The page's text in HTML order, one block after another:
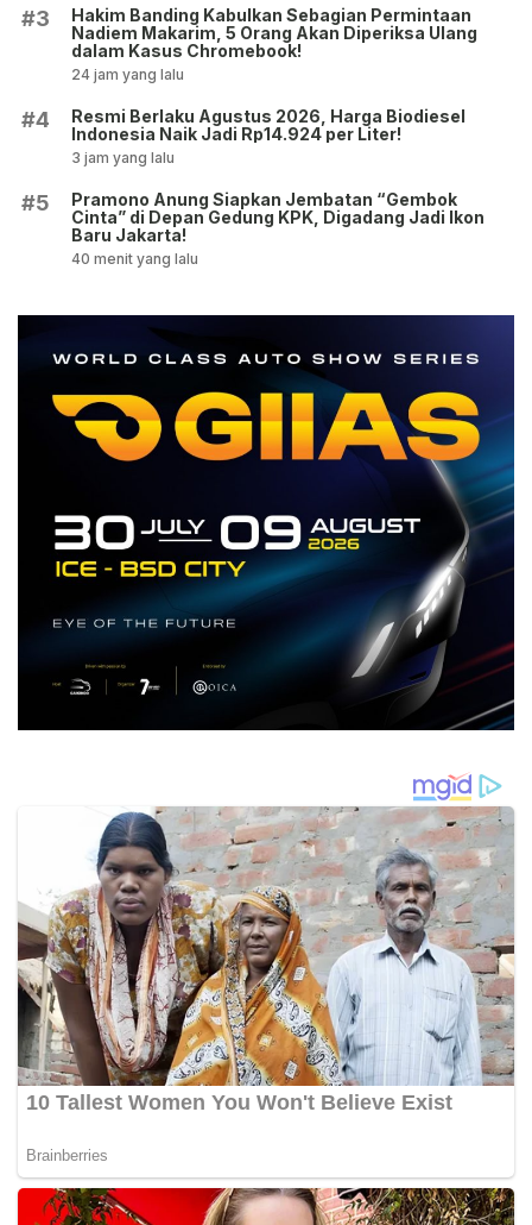
#3
Hakim Banding Kabulkan Sebagian Permintaan
Nadiem Makarim, 5 Orang Akan Diperiksa Ulang
dalam Kasus Chromebook!
24 jam yang lalu
#4
Resmi Berlaku Agustus 2026, Harga Biodiesel
Indonesia Naik Jadi Rp14.924 per Liter!
3 jam yang lalu
#5
Pramono Anung Siapkan Jembatan “Gembok
Cinta” di Depan Gedung KPK, Digadang Jadi Ikon
Baru Jakarta!
40 menit yang lalu